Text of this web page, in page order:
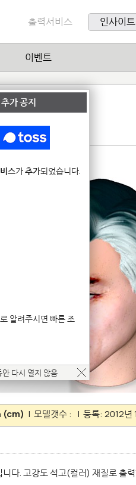
출력서비스 인사이트
이벤트
series
15,689
(cm) | 모델갯수 : | 등록: 2012년
다. 고강도 석고(컬러) 재질로 출
가 공지
스가추가되었습니다.
알려주시면 빠른 조
다시 열지 않음